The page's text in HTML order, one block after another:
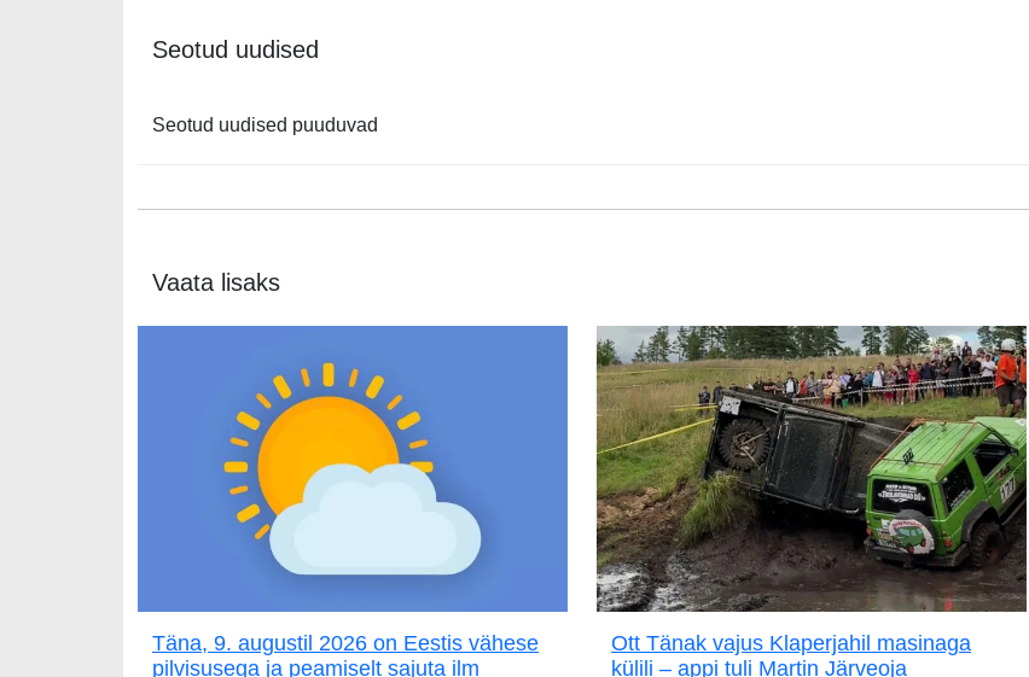
Seotud uudised
Seotud uudised puuduvad
Vaata lisaks
Täna, 9. augustil 2026 on Eestis vähese
pilvisusega ja peamiselt sajuta ilm
Ott Tänak vajus Klaperjahil masinaga
külili – appi tuli Martin Järveoja